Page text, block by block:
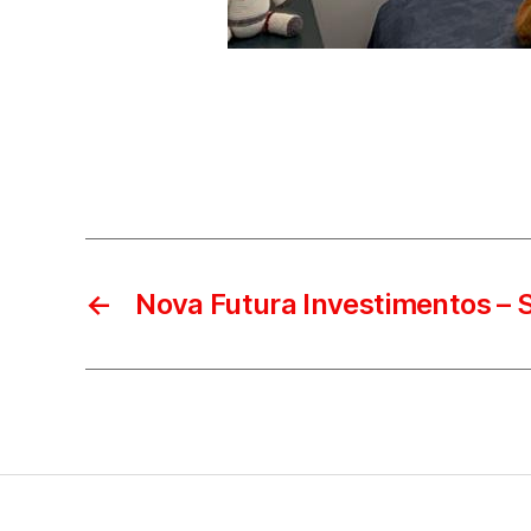
← Nova Futura Investimentos –